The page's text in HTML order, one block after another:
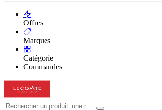
Offres
Marques
Catégorie
Commandes